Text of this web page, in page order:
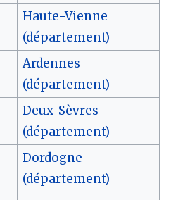
Haute-Vienne
(département)
Ardennes
(département)
Deux-Sèvres
(département)
Dordogne
(département)